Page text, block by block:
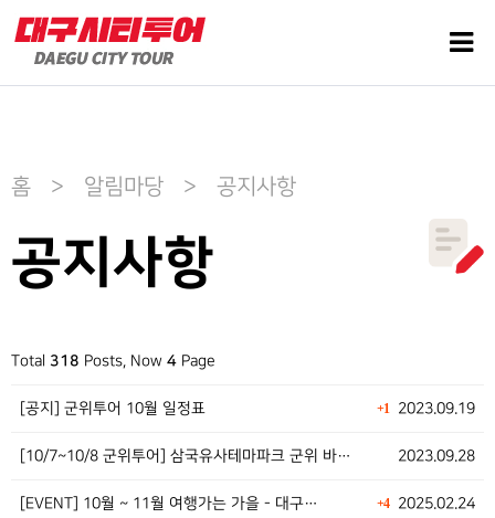
홈 > 알림마당 > 공지사항
공지사항
Total 318 Posts, Now 4 Page
+12023.09.19
[공지] 군위투어 10월 일정표
2023.09.28
[10/7~10/8 군위투어] 삼국유사테마파크 군위 바…
+42025.02.24
[EVENT] 10월 ~ 11월 여행가는 가을 - 대구…